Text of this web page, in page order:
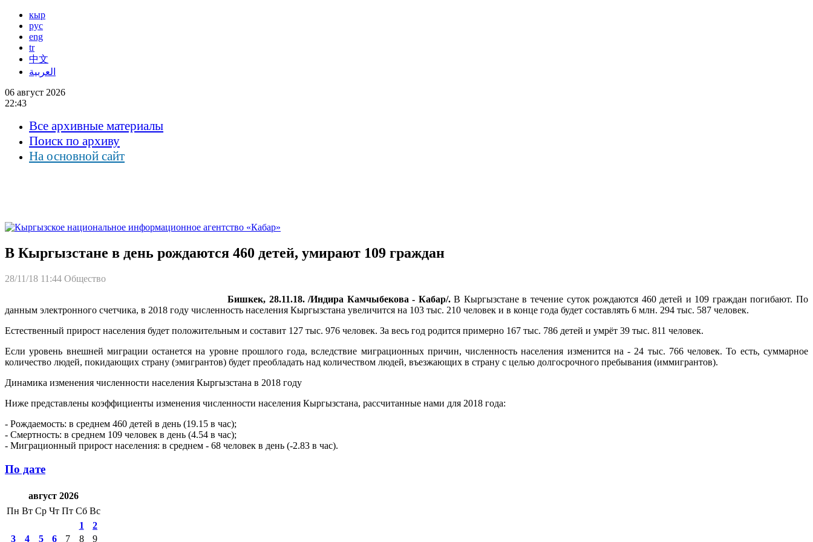
кыр
рус
eng
tr
中文
العربية
06 август 2026
22:43
Все архивные материалы
Поиск по архиву
На основной сайт
В Кыргызстане в день рождаются 460 детей, умирают 109 граждан
28/11/18 11:44 Общество
Бишкек, 28.11.18. /Индира Камчыбекова - Кабар/.В Кыргызстане в течение суток рождаются 460 детей и 109 граждан погибают. По
данным электронного счетчика, в 2018 году численность населения Кыргызстана увеличится на 103 тыс. 210 человек и в конце года будет составлять 6 млн. 294 тыс. 587 человек.
Естественный прирост населения будет положительным и составит 127 тыс. 976 человек. За весь год родится примерно 167 тыс. 786 детей и умрёт 39 тыс. 811 человек.
Если уровень внешней миграции останется на уровне прошлого года, вследствие миграционных причин, численность населения изменится на - 24 тыс. 766 человек. То есть, суммарное
количество людей, покидающих страну (эмигрантов) будет преобладать над количеством людей, въезжающих в страну с целью долгосрочного пребывания (иммигрантов).
Динамика изменения численности населения Кыргызстана в 2018 году
Ниже представлены коэффициенты изменения численности населения Кыргызстана, рассчитанные нами для 2018 года:
- Рождаемость: в среднем 460 детей в день (19.15 в час);
- Смертность: в среднем 109 человек в день (4.54 в час);
- Миграционный прирост населения: в среднем - 68 человек в день (-2.83 в час).
По дате
август 2026
Пн Вт Ср Чт Пт Сб Вс
1
2
3
4 5 6 7 8 9